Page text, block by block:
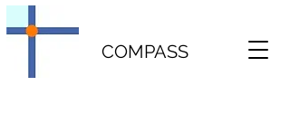
COMPASS